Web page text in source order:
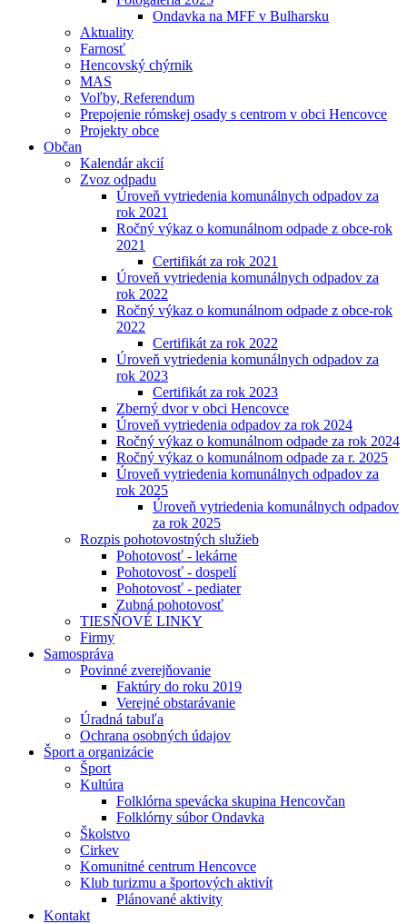
Ondavka na MFF v Bulharsku
Aktuality
Farnosť
Hencovský chýrnik
MAS
Voľby, Referendum
Prepojenie rómskej osady s centrom v obci Hencovce
Projekty obce
Občan
Kalendár akcií
Zvoz odpadu
Úroveň vytriedenia komunálnych odpadov za
rok 2021
Ročný výkaz o komunálnom odpade z obce-rok
2021
Certifikát za rok 2021
Úroveň vytriedenia komunálnych odpadov za
rok 2022
Ročný výkaz o komunálnom odpade z obce-rok
2022
Certifikát za rok 2022
Úroveň vytriedenia komunálnych odpadov za
rok 2023
Certifikát za rok 2023
Zberný dvor v obci Hencovce
Úroveň vytriedenia odpadov za rok 2024
Ročný výkaz o komunálnom odpade za rok 2024
Ročný výkaz o komunálnom odpade za r. 2025
Úroveň vytriedenia komunálnych odpadov za
rok 2025
Úroveň vytriedenia komunálnych odpadov
za rok 2025
Rozpis pohotovostných služieb
Pohotovosť - lekárne
Pohotovosť - dospelí
Pohotovosť - pediater
Zubná pohotovosť
TIESŇOVÉ LINKY
Firmy
Samospráva
Povinné zverejňovanie
Faktúry do roku 2019
Verejné obstarávanie
Úradná tabuľa
Ochrana osobných údajov
Šport a organizácie
Šport
Kultúra
Folklórna spevácka skupina Hencovčan
Folklórny súbor Ondavka
Školstvo
Cirkev
Komunitné centrum Hencovce
Klub turizmu a športových aktivít
Plánované aktivity
Kontakt